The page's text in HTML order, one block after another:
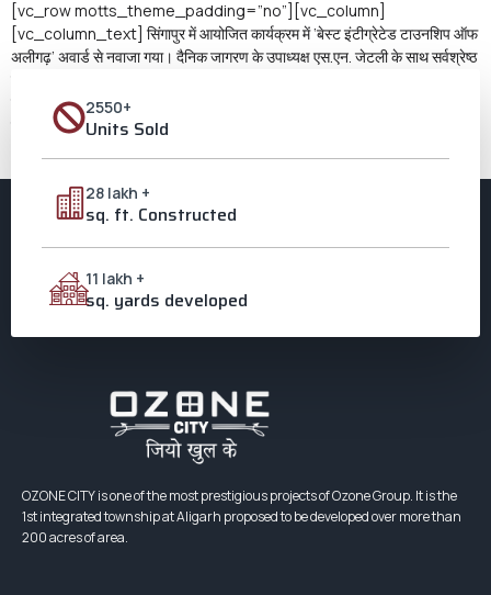
[vc_row motts_theme_padding=”no”][vc_column]
[vc_column_text] सिंगापुर में आयोजित कार्यक्रम में ‘बेस्ट इंटीग्रेटेड टाउनशिप ऑफ
अलीगढ़’ अवार्ड से नवाजा गया। दैनिक जागरण के उपाध्यक्ष एस.एन. जेटली के साथ सर्वश्रेष्ठ
पुत्र नमन मंगला एचीवर्स अवार्ड कार्यक्रम में अपने अनुभवों को साझा करते ओजोन ग्रुप के
सीएमडी […]
2550+
Units Sold
28 lakh +
sq. ft. Constructed
11 lakh +
sq. yards developed
OZONE CITY is one of the most prestigious projects of Ozone Group. It is the
1st integrated township at Aligarh proposed to be developed over more than
200 acres of area.